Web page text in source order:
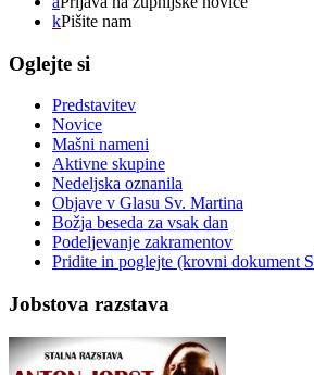
kPišite nam
Oglejte si
Predstavitev
Novice
Mašni nameni
Aktivne skupine
Nedeljska oznanila
Objave v Glasu Sv. Martina
Božja beseda za vsak dan
Podeljevanje zakramentov
Pridite in poglejte (krovni dokument
Jobstova razstava